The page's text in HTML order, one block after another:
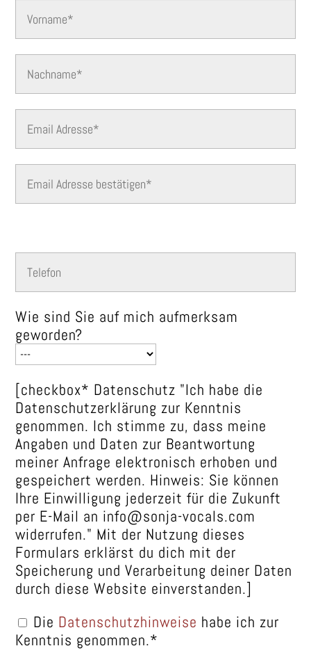
Wie sind Sie auf mich aufmerksam
geworden?
[checkbox* Datenschutz "Ich habe die
Datenschutzerklärung zur Kenntnis
genommen. Ich stimme zu, dass meine
Angaben und Daten zur Beantwortung
meiner Anfrage elektronisch erhoben und
gespeichert werden. Hinweis: Sie können
Ihre Einwilligung jederzeit für die Zukunft
per E-Mail an info@sonja-vocals.com
widerrufen." Mit der Nutzung dieses
Formulars erklärst du dich mit der
Speicherung und Verarbeitung deiner Daten
durch diese Website einverstanden.]
Die Datenschutzhinweise habe ich zur
Kenntnis genommen.*